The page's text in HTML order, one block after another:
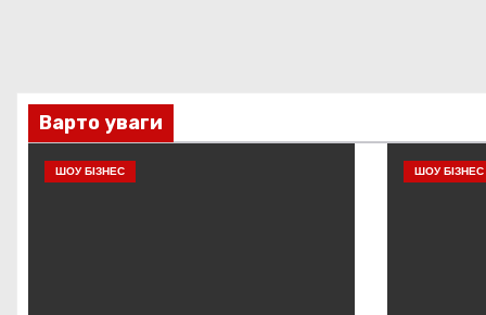
Варто уваги
ШОУ БІЗНЕС ШОУ БІЗНЕС